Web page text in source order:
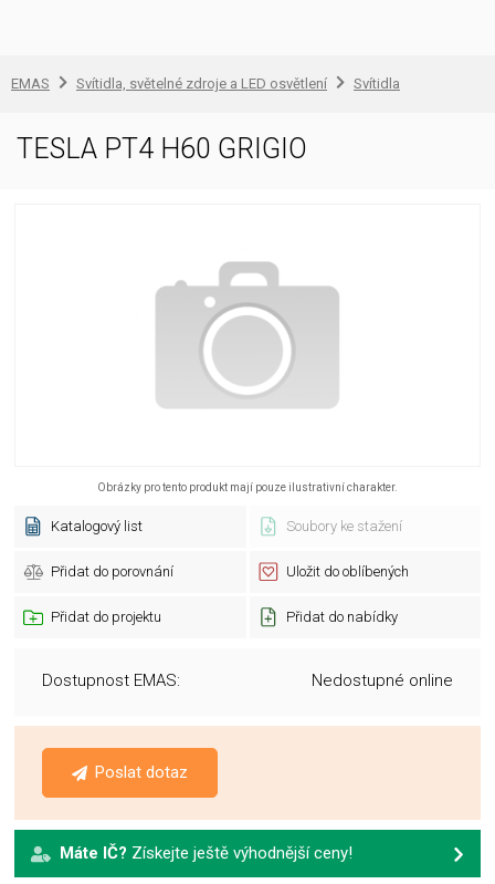
EMAS Svítidla, světelné zdroje a LED osvětlení Svítidla
TESLA PT4 H60 GRIGIO
Obrázky pro tento produkt mají pouze ilustrativní charakter.
Katalogový list Soubory ke stažení
Přidat do porovnání Uložit do oblíbených
Přidat do projektu Přidat do nabídky
Dostupnost EMAS: Nedostupné online
Poslat dotaz
Máte IČ? Získejte ještě výhodnější ceny!